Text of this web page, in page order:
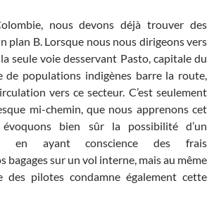
nous devons déjà trouver des
plan B. Lorsque nous nous dirigeons vers
seule voie desservant Pasto, capitale du
de populations indigènes barre la route,
vers ce secteur. C’est seulement
mi-chemin, que nous apprenons cet
évoquons bien sûr la possibilité d’un
en ayant conscience des frais
bagages sur un vol interne, mais au même
des pilotes condamne également cette